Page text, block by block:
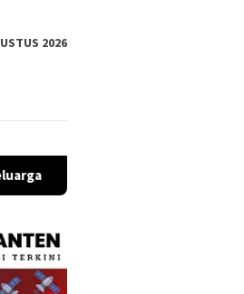
2026
Klakson, “HONK!” NO NA